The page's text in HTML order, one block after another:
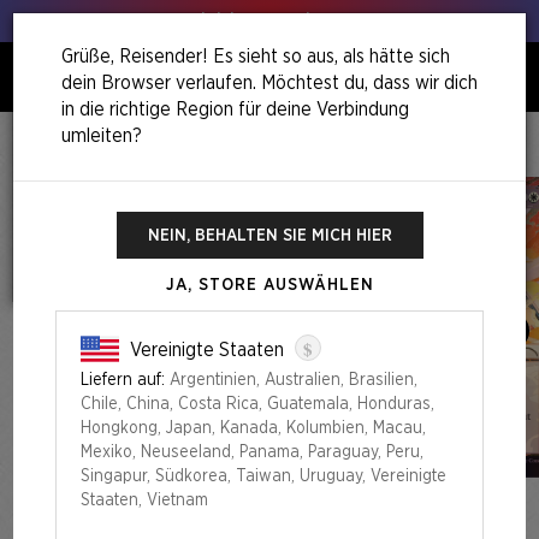
0
Home Back To School Superdrop
Grüße, Reisender! Es sieht so aus, als hätte sich
dein Browser verlaufen. Möchtest du, dass wir dich
in die richtige Region für deine Verbindung
umleiten?
NEIN, BEHALTEN SIE MICH HIER
JA, STORE AUSWÄHLEN
Vereinigte Staaten $
Liefern auf: Argentinien, Australien, Brasilien,
Chile, China, Costa Rica, Guatemala, Honduras,
Hongkong, Japan, Kanada, Kolumbien, Macau,
Mexiko, Neuseeland, Panama, Paraguay, Peru,
Singapur, Südkorea, Taiwan, Uruguay, Vereinigte
Staaten, Vietnam